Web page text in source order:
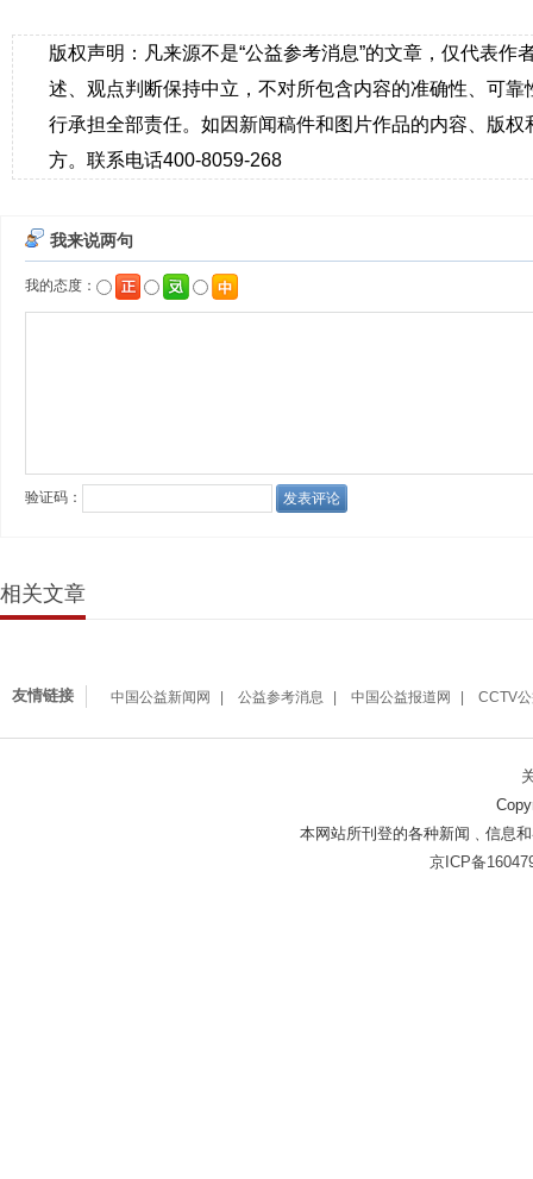
版权声明：凡来源不是“公益参考消息”的文章，仅代表
述、观点判断保持中立，不对所包含内容的准确性、可
行承担全部责任。如因新闻稿件和图片作品的内容、版
方。联系电话400-8059-268
相关文章
友情链接 中国公益新闻网 公益参考消息 中国公益报道网 CCTV
本网站所刊登的各种新闻﹑信息
京ICP备